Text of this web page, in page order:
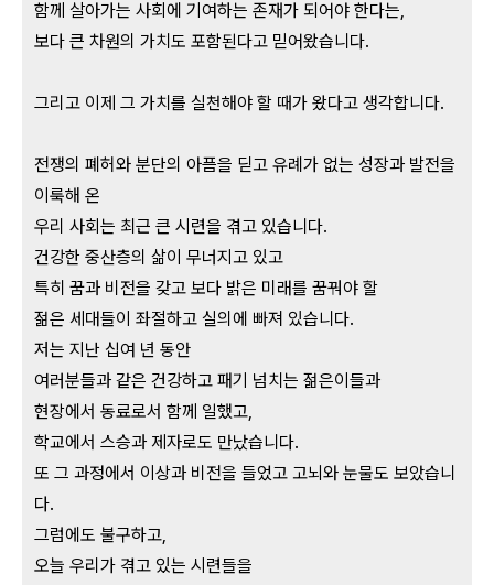
함께 살아가는 사회에 기여하는 존재가 되어야 한다는,
보다 큰 차원의 가치도 포함된다고 믿어왔습니다.
그리고 이제 그 가치를 실천해야 할 때가 왔다고 생각합니다.
전쟁의 폐허와 분단의 아픔을 딛고 유례가 없는 성장과 발전을
이룩해 온
우리 사회는 최근 큰 시련을 겪고 있습니다.
건강한 중산층의 삶이 무너지고 있고
특히 꿈과 비전을 갖고 보다 밝은 미래를 꿈꿔야 할
젊은 세대들이 좌절하고 실의에 빠져 있습니다.
저는 지난 십여 년 동안
여러분들과 같은 건강하고 패기 넘치는 젊은이들과
현장에서 동료로서 함께 일했고,
학교에서 스승과 제자로도 만났습니다.
또 그 과정에서 이상과 비전을 들었고 고뇌와 눈물도 보았습니
다.
그럼에도 불구하고,
오늘 우리가 겪고 있는 시련들을